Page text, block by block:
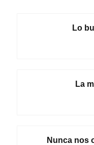
Lo
La
Nunca nos